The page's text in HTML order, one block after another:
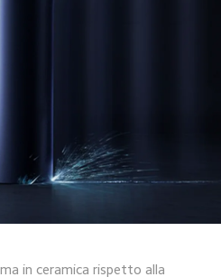
in ceramica rispetto alla